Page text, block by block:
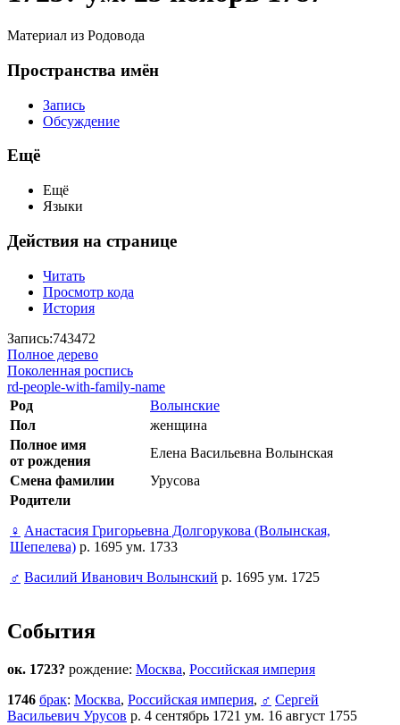
Материал из Родовода
Пространства имён
Запись
Обсуждение
Ещё
Ещё
Языки
Действия на странице
Читать
Просмотр кода
История
Запись:743472
Полное дерево
Поколенная роспись
rd-people-with-family-name
Род
Волынские
Пол
женщина
Полное имя
от рождения
Елена Васильевна Волынская
Смена фамилии
Урусова
Родители
♀ Анастасия Григорьевна Долгорукова (Волынская,
Шепелева) р. 1695 ум. 1733
♂ Василий Иванович Волынский р. 1695 ум. 1725
События
ок. 1723? рождение: Москва, Российская империя
1746 брак: Москва, Российская империя, ♂ Сергей
Васильевич Урусов р. 4 сентябрь 1721 ум. 16 август 1755